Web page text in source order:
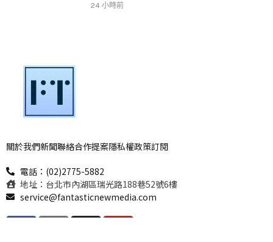
24 小時前
關於我們新聞聯絡合作提案隱私權政策訂閱
電話：(02)2775-5882
地址：台北市內湖區瑞光路188巷52號6樓
service@fantasticnewmedia.com